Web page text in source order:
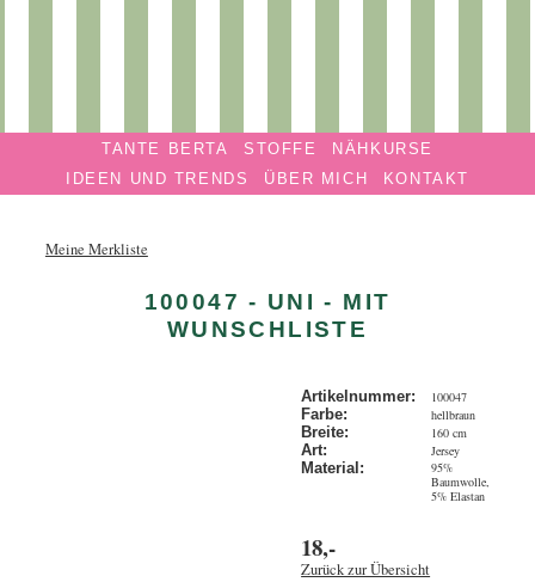
BERTA
Privatmanufaktur
Navigation überspringenTANTE BERTA STOFFE
NÄHKURSE
IDEEN UND TRENDS
ÜBER MICH KONTAKT
Meine Merkliste
100047 - UNI - MIT
WUNSCHLISTE
Artikelnummer:
100047
Farbe:
hellbraun
Breite:
160 cm
Art:
Jersey
Material:
95%
Baumwolle,
5% Elastan
18,-
Zurück zur Übersicht